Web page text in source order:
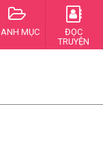
MỤC
ĐỌC
TRUYỆN